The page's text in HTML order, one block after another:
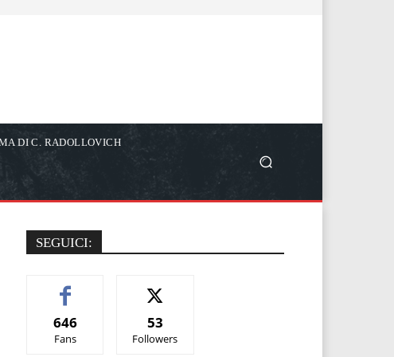
DI C. RADOLLOVICH
SEGUICI:
646
Fans
53
Followers